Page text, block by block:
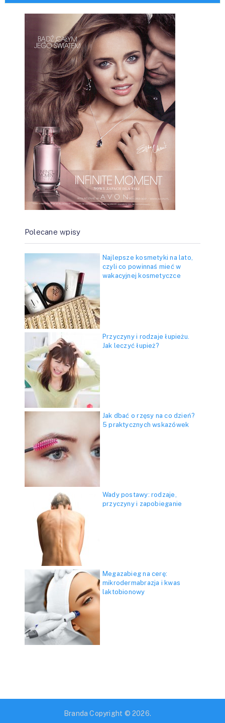
Polecane wpisy
Najlepsze kosmetyki na lato,
czyli co powinnaś mieć w
wakacyjnej kosmetyczce
Przyczyny i rodzaje łupieżu.
Jak leczyć łupież?
Jak dbać o rzęsy na co dzień?
5 praktycznych wskazówek
Wady postawy: rodzaje,
przyczyny i zapobieganie
Megazabieg na cerę:
mikrodermabrazja i kwas
laktobionowy
Branda Copyright © 2026.